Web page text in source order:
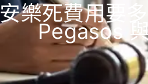
安樂死費用要
Pegasos